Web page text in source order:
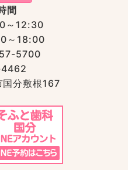
間
～12:30
～18:00
5700
国分敷根167